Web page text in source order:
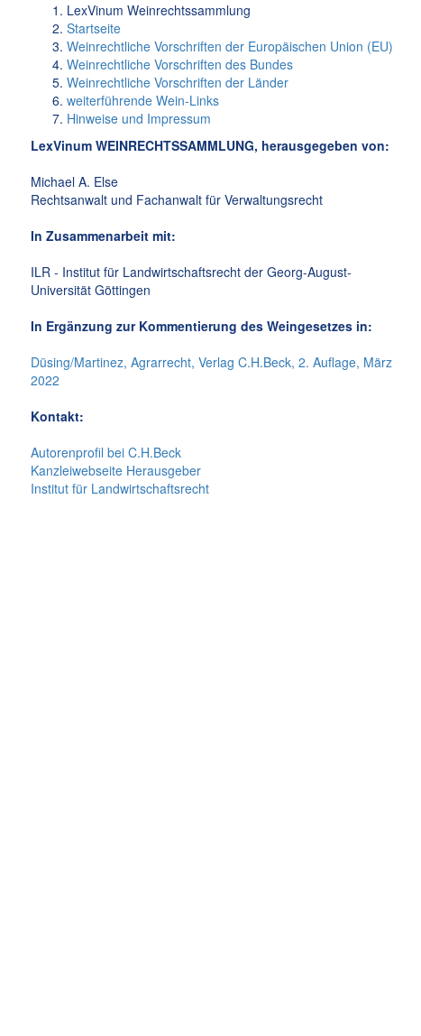
LexVinum Weinrechtssammlung
Startseite
Weinrechtliche Vorschriften der Europäischen Union (EU)
Weinrechtliche Vorschriften des Bundes
Weinrechtliche Vorschriften der Länder
weiterführende Wein-Links
Hinweise und Impressum
LexVinum WEINRECHTSSAMMLUNG, herausgegeben von:
Michael A. Else
Rechtsanwalt und Fachanwalt für Verwaltungsrecht
In Zusammenarbeit mit:
ILR - Institut für Landwirtschaftsrecht der Georg-August-
Universität Göttingen
In Ergänzung zur Kommentierung des Weingesetzes in:
Düsing/Martinez, Agrarrecht, Verlag C.H.Beck, 2. Auflage, März
2022
Kontakt:
Autorenprofil bei C.H.Beck
Kanzleiwebseite Herausgeber
Institut für Landwirtschaftsrecht